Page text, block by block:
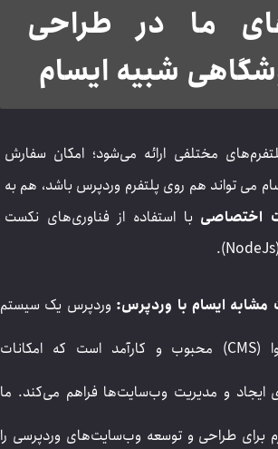
ما در طراحی
شبیه ایسام
مختلفی ارائه می‌شود؛ امکان سفارش
می تواند هم روی پلتفرم وردپرس باشد، هم به
اختصاصی با استفاده از فناوری‌های نکست
ایسام با وردپرس: وردپرس یک سیستم
مدیریت محتوا (CMS) محبوب و کارآمد است که امکانات
ایجاد و مدیریت وب‌سایت‌ها فراهم می‌کند. ما
برای طراحی و توسعه وب‌سایت‌های وردپرسی را